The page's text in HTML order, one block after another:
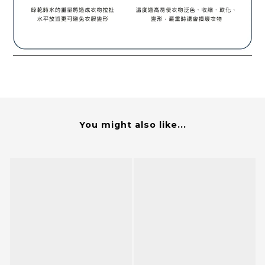
You might also like...